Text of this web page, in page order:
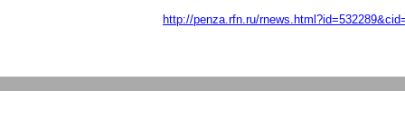
http://penza.rfn.ru/